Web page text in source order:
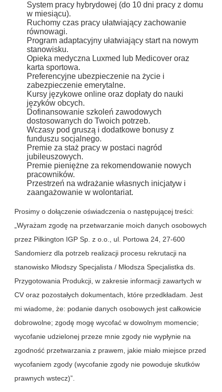
System pracy hybrydowej (do 10 dni pracy z domu
w miesiącu).
Ruchomy czas pracy ułatwiający zachowanie
równowagi.
Program adaptacyjny ułatwiający start na nowym
stanowisku.
Opieka medyczna Luxmed lub Medicover oraz
karta sportowa.
Preferencyjne ubezpieczenie na życie i
zabezpieczenie emerytalne.
Kursy językowe online oraz dopłaty do nauki
języków obcych.
Dofinansowanie szkoleń zawodowych
dostosowanych do Twoich potrzeb.
Wczasy pod gruszą i dodatkowe bonusy z
funduszu socjalnego.
Premie za staż pracy w postaci nagród
jubileuszowych.
Premie pieniężne za rekomendowanie nowych
pracowników.
Przestrzeń na wdrażanie własnych inicjatyw i
zaangażowanie w wolontariat.
Prosimy o dołączenie oświadczenia o następującej treści:
„Wyrażam zgodę na przetwarzanie moich danych osobowych
przez Pilkington IGP Sp. z o.o., ul. Portowa 24, 27-600
Sandomierz dla potrzeb realizacji procesu rekrutacji na
stanowisko Młodszy Specjalista / Młodsza Specjalistka ds.
Przygotowania Produkcji, w zakresie informacji zawartych w
CV oraz pozostałych dokumentach, które przedkładam. Jest
mi wiadome, że: podanie danych osobowych jest całkowicie
dobrowolne; zgodę mogę wycofać w dowolnym momencie;
wycofanie udzielonej przeze mnie zgody nie wypłynie na
zgodność przetwarzania z prawem, jakie miało miejsce przed
wycofaniem zgody (wycofanie zgody nie powoduje skutków
prawnych wstecz)”.